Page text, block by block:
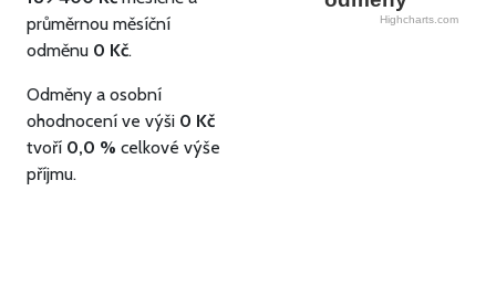
průměrnou měsíční
odměnu 0 Kč.
Odměny a osobní
ohodnocení ve výši 0 Kč
tvoří 0,0 % celkové výše
příjmu.
Highcharts.com